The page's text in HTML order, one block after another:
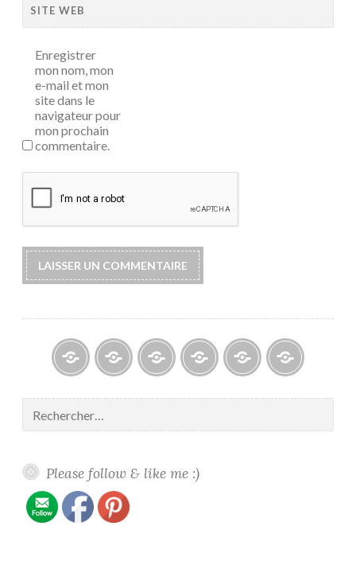
SITE WEB
Enregistrer
mon nom, mon
e-mail et mon
site dans le
navigateur pour
mon prochain
commentaire.
propos
About
/
/
de
Rechercher :
Please follow & like me :)